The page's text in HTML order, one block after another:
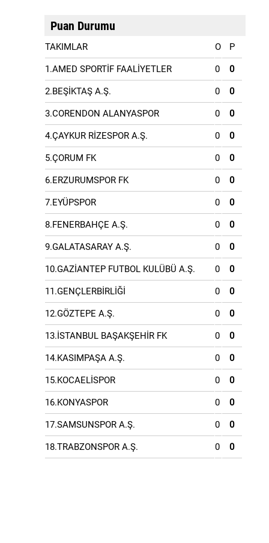
Puan Durumu
TAKIMLAR O P
1.AMED SPORTİF FAALİYETLER 0 0
2.BEŞİKTAŞ A.Ş. 0 0
3.CORENDON ALANYASPOR 0 0
4.ÇAYKUR RİZESPOR A.Ş. 0 0
5.ÇORUM FK 0 0
6.ERZURUMSPOR FK 0 0
7.EYÜPSPOR 0 0
8.FENERBAHÇE A.Ş. 0 0
9.GALATASARAY A.Ş. 0 0
10.GAZİANTEP FUTBOL KULÜBÜ A.Ş. 0 0
11.GENÇLERBİRLİĞİ 0 0
12.GÖZTEPE A.Ş. 0 0
13.İSTANBUL BAŞAKŞEHİR FK 0 0
14.KASIMPAŞA A.Ş. 0 0
15.KOCAELİSPOR 0 0
16.KONYASPOR 0 0
17.SAMSUNSPOR A.Ş. 0 0
18.TRABZONSPOR A.Ş. 0 0